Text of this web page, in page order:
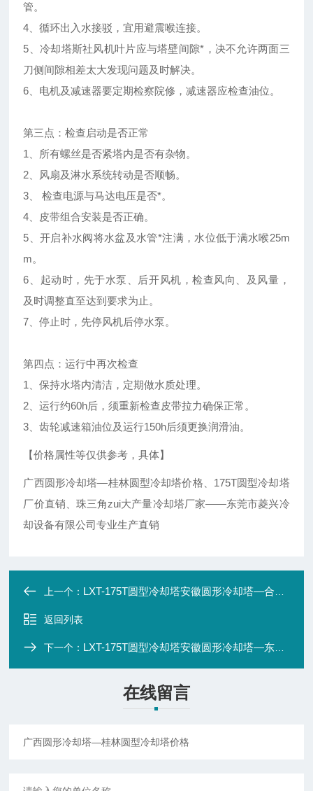
管。
4、循环出入水接驳，宜用避震喉连接。
5、冷却塔斯社风机叶片应与塔壁间隙*，决不允许两面三
刀侧间隙相差太大发现问题及时解决。
6、电机及减速器要定期检察院修，减速器应检查油位。
第三点：检查启动是否正常
1、所有螺丝是否紧塔内是否有杂物。
2、风扇及淋水系统转动是否顺畅。
3、 检查电源与马达电压是否*。
4、皮带组合安装是否正确。
5、开启补水阀将水盆及水管*注满，水位低于满水喉25m
m。
6、起动时，先于水泵、后开风机，检查风向、及风量，
及时调整直至达到要求为止。
7、停止时，先停风机后停水泵。
第四点：运行中再次检查
1、保持水塔内清洁，定期做水质处理。
2、运行约60h后，须重新检查皮带拉力确保正常。
3、齿轮减速箱油位及运行150h后须更换润滑油。
【价格属性等仅供参考，具体】
广西圆形冷却塔—桂林圆型冷却塔价格、175T圆型冷却塔
厂价直销、珠三角zui大产量冷却塔厂家——东莞市菱兴冷
却设备有限公司专业生产直销
上一个： LXT-175T圆型冷却塔安徽圆形冷却塔—合肥圆型冷却塔价格
返回列表
下一个： LXT-175T圆型冷却塔安徽圆形冷却塔—东兴圆型冷却塔价格
在线留言